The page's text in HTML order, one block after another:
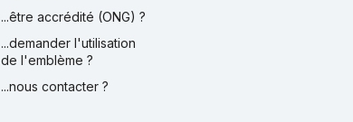
...être accrédité (ONG) ?
...demander l'utilisation
de l'emblème ?
...nous contacter ?